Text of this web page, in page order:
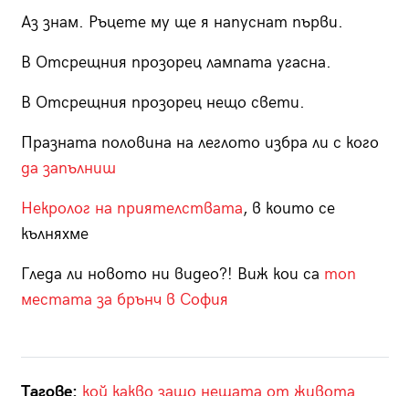
Аз знам. Ръцете му ще я напуснат първи.
В Отсрещния прозорец лампата угасна.
В Отсрещния прозорец нещо свети.
Празната половина на леглото избра ли с кого
да запълниш
Некролог на приятелствата, в които се
кълняхме
Гледа ли новото ни видео?! Виж кои са топ
местата за брънч в София
Тагове: кой какво защо нещата от живота